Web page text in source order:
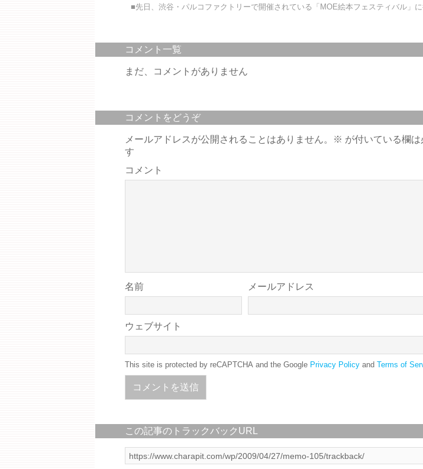
■先日、渋谷・パルコファクトリーで開催されている「MOE絵本フェスティバル」に
コメント一覧
まだ、コメントがありません
コメントをどうぞ
メールアドレスが公開されることはありません。 ※ が付いている欄
す
コメント
名前 メールアドレス
ウェブサイト
This site is protected by reCAPTCHA and the Google Privacy Policy and Terms of
この記事のトラックバックURL